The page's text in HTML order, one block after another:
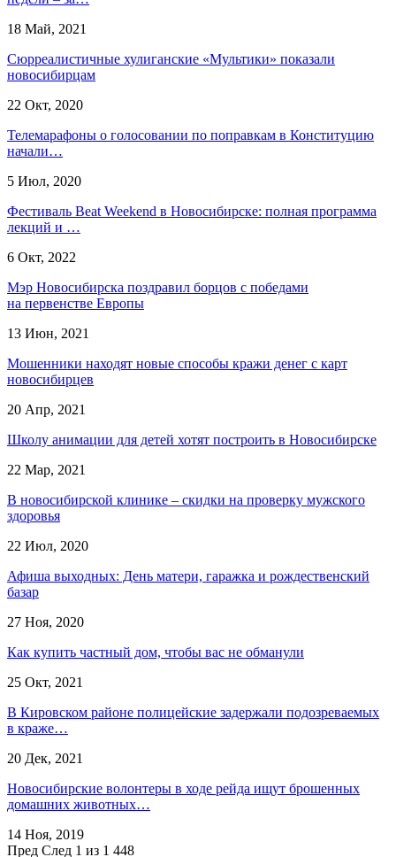
18 Май, 2021
Сюрреалистичные хулиганские «Мультики» показали
новосибирцам
22 Окт, 2020
Телемарафоны о голосовании по поправкам в Конституцию
начали…
5 Июл, 2020
Фестиваль Beat Weekend в Новосибирске: полная программа
лекций и …
6 Окт, 2022
Мэр Новосибирска поздравил борцов с победами
на первенстве Европы
13 Июн, 2021
Мошенники находят новые способы кражи денег с карт
новосибирцев
20 Апр, 2021
Школу анимации для детей хотят построить в Новосибирске
22 Мар, 2021
В новосибирской клинике – скидки на проверку мужского
здоровья
22 Июл, 2020
Афиша выходных: День матери, гаражка и рождественский
базар
27 Ноя, 2020
Как купить частный дом, чтобы вас не обманули
25 Окт, 2021
В Кировском районе полицейские задержали подозреваемых
в краже…
20 Дек, 2021
Новосибирские волонтеры в ходе рейда ищут брошенных
домашних животных…
14 Ноя, 2019
Пред След 1 из 1 448